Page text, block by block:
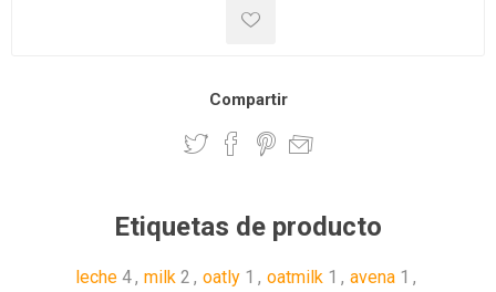
Compartir
Etiquetas de producto
leche 4, milk 2 , oatly 1 , oatmilk 1 , avena 1 ,